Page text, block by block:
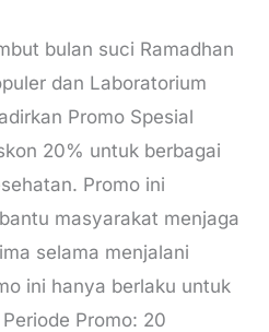
bulan suci Ramadhan
dan Laboratorium
Promo Spesial
20% untuk berbagai
Promo ini
masyarakat menjaga
selama menjalani
ini hanya berlaku untuk
Periode Promo: 20